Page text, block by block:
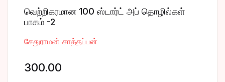
சிறுகதை
Create Account
வெற்றிகரமான 100 ஸ்டார்ட் அப் தொழில்கள்
பாகம் -2
சேதுராமன் சாத்தப்பன்
300.00